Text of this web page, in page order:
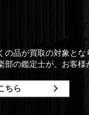
の品が買取の対象と
の鑑定士が、お客
ちら